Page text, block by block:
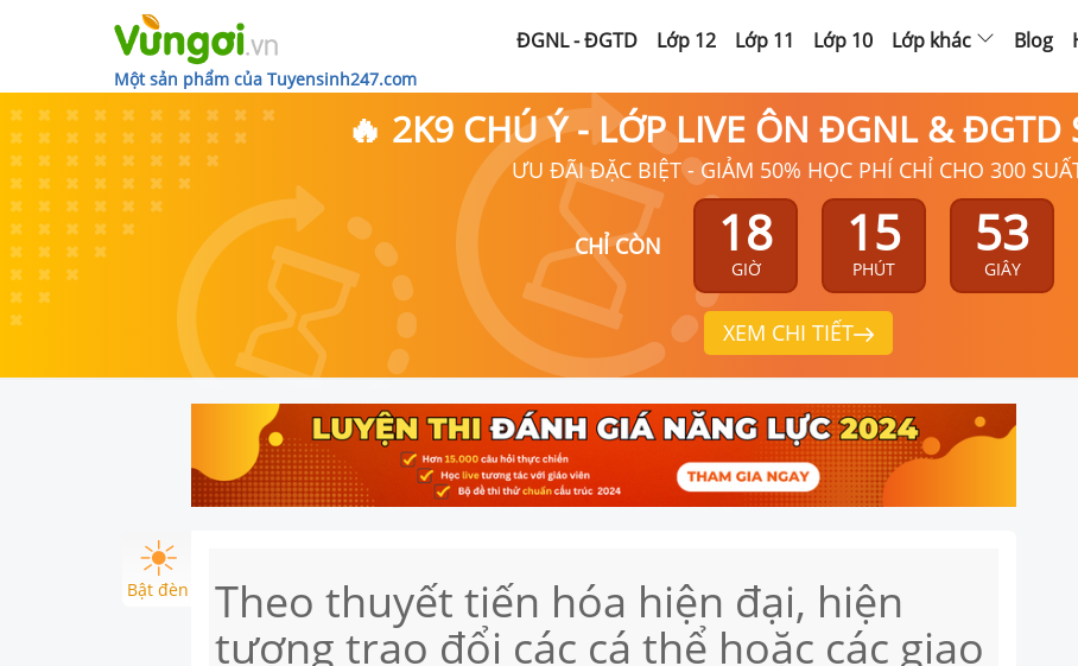
Một sản phẩm của Tuyensinh247.com
ĐGNL - ĐGTD Lớp 12 Lớp 11 Lớp 10 Lớp khác Blog
🔥 2K9 CHÚ Ý - LỚP LIVE ÔN ĐGNL & ĐGTD
ƯU ĐÃI ĐẶC BIỆT - GIẢM 50% HỌC PHÍ CHỈ CHO 300
CHỈ CÒN 18
GIỜ
15
PHÚT
52
GIÂY
XEM CHI TIẾT
Bật đèn Theo thuyết tiến hóa hiện đại, hiện
tượng trao đổi các cá thể hoặc các giao